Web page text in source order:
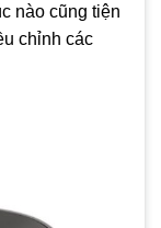
nào cũng tiện
chỉnh các